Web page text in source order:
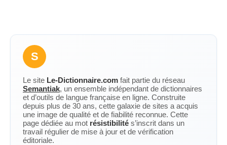
S
Le site Le-Dictionnaire.com fait partie du réseau
Semantiak, un ensemble indépendant de dictionnaires
et d’outils de langue française en ligne. Construite
depuis plus de 30 ans, cette galaxie de sites a acquis
une image de qualité et de fiabilité reconnue. Cette
page dédiée au mot résistibilité s’inscrit dans un
travail régulier de mise à jour et de vérification
éditoriale.